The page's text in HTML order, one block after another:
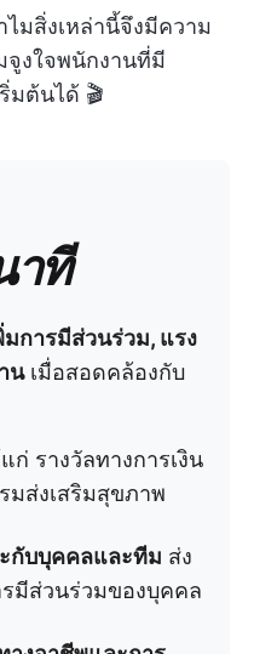
มสิ่งเหล่านี้จึงมีความ
งใจพนักงานที่มี
มต้นได้ 🎬
าที
มการมีส่วนร่วม, แรง
นเมื่อสอดคล้องกับ
ก่ รางวัลทางการเงิน
มส่งเสริมสุขภาพ
กับบุคคลและทีม ส่ง
มีส่วนร่วมของบุคคล